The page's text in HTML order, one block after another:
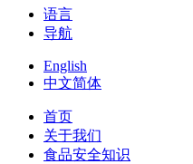
语言
导航
English
中文简体
首页
关于我们
食品安全知识